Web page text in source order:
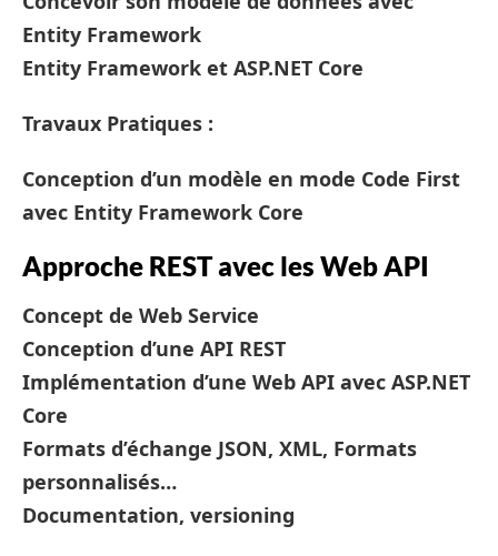
Entity Framework
Entity Framework et ASP.NET Core
Travaux Pratiques :
Conception d’un modèle en mode Code First
avec Entity Framework Core
Approche REST avec les Web API
Concept de Web Service
Conception d’une API REST
Implémentation d’une Web API avec ASP.NET
Core
Formats d’échange JSON, XML, Formats
personnalisés…
Documentation, versioning